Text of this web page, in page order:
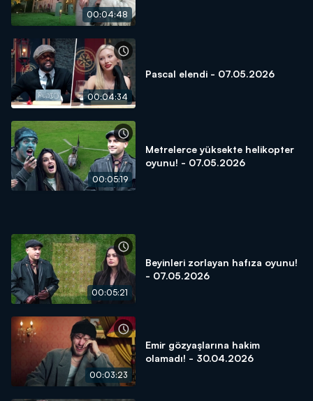
00:04:48
00:04:34
Pascal elendi - 07.05.2026
00:05:19
Metrelerce yüksekte helikopter
oyunu! - 07.05.2026
00:05:21
Beyinleri zorlayan hafıza oyunu!
- 07.05.2026
00:03:23
Emir gözyaşlarına hakim
olamadı! - 30.04.2026